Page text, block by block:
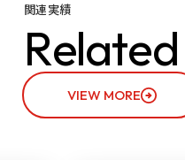
関連実績
Related
VIEW MORE